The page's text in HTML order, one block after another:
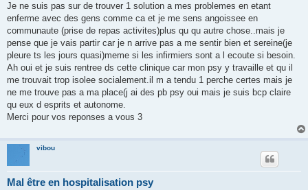
Je ne suis pas sur de trouver 1 solution a mes problemes en etant
enferme avec des gens comme ca et je me sens angoissee en
communaute (prise de repas activites)plus qu qu autre chose..mais je
pense que je vais partir car je n arrive pas a me sentir bien et sereine(je
pleure ts les jours quasi)meme si les infirmiers sont a l ecoute si besoin.
Ah oui et je suis rentree ds cette clinique car mon psy y travaille et qu il
me trouvait trop isolee socialement.il m a tendu 1 perche certes mais je
ne me trouve pas a ma place(j ai des pb psy oui mais je suis bcp claire
qu eux d esprits et autonome.
Merci pour vos reponses a vous 3
vibou
Mal être en hospitalisation psy